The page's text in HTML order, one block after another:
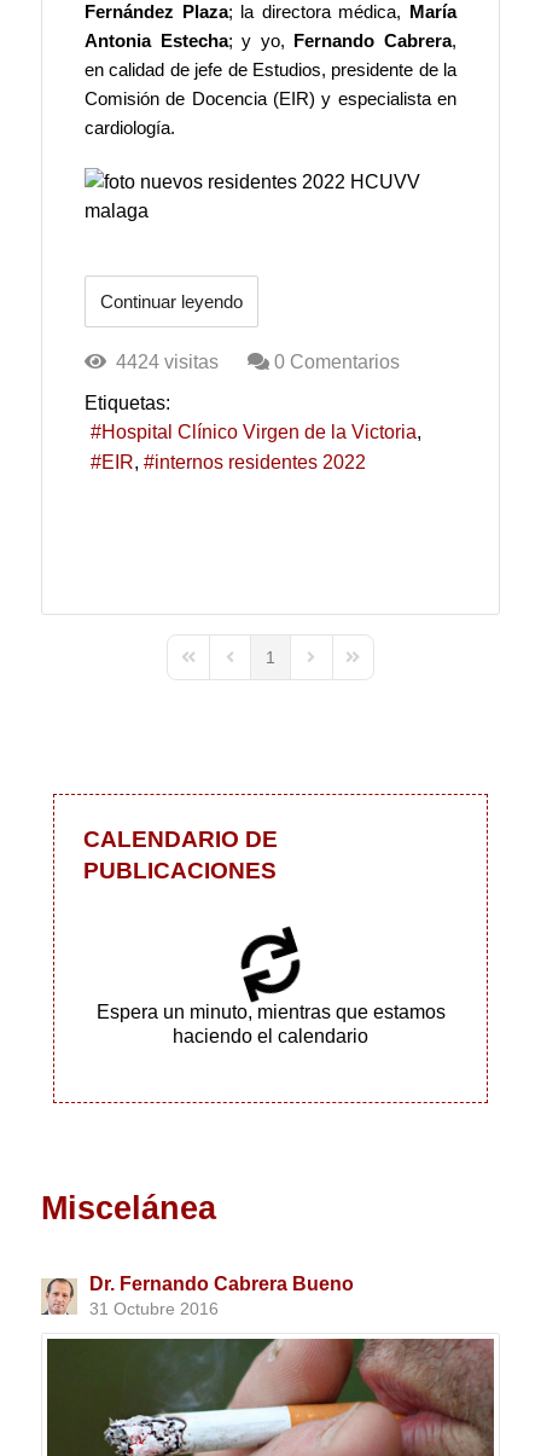
Fernández Plaza; la directora médica,
María
Antonia Estecha; y yo, Fernando Cabrera,
en calidad de jefe de Estudios, presidente de la
Comisión de Docencia (EIR) y especialista en
cardiología.
Continuar leyendo
4424 visitas
0 Comentarios
Etiquetas:
Hospital Clínico Virgen de la Victoria
EIR
internos residentes 2022
First PagePrevious Page
1
Next PageLast Page
CALENDARIO DE
PUBLICACIONES
Espera un minuto, mientras que estamos
haciendo el calendario
Miscelánea
Dr. Fernando Cabrera Bueno
31 Octubre 2016